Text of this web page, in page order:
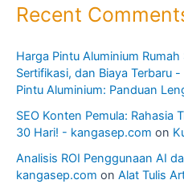
Recent
Harga Pintu Aluminium
Sertifikasi, dan Biaya Terbaru
Pintu Aluminium: Panduan
SEO Konten Pemula: Rahasia
30 Hari! - kangasep.com on
Analisis ROI Penggunaan AI
kangasep.com on Alat Tulis